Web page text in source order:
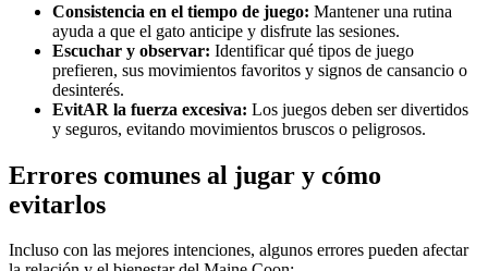
Consistencia en el tiempo de juego: Mantener una rutina
ayuda a que el gato anticipe y disfrute las sesiones.
Escuchar y observar: Identificar qué tipos de juego
prefieren, sus movimientos favoritos y signos de cansancio o
desinterés.
EvitAR la fuerza excesiva: Los juegos deben ser divertidos
y seguros, evitando movimientos bruscos o peligrosos.
Errores comunes al jugar y cómo
evitarlos
Incluso con las mejores intenciones, algunos errores pueden afectar